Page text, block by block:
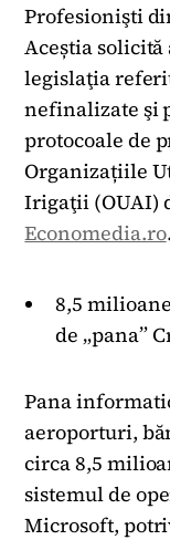
Profesionişti
Aceștia
legislaţia
nefinalizate şi
protocoale de
Organizațiile
Irigaţii (OUAI)
Economedia.ro.
8,5
de „pana”
Pana
aeroporturi,
circa 8,5
sistemul de
Microsoft,